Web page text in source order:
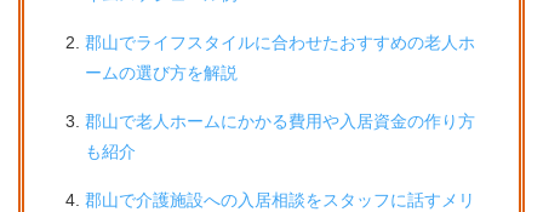
郡山でライフスタイルに合わせたおすすめの老人ホ
ームの選び方を解説
郡山で老人ホームにかかる費用や入居資金の作り方
も紹介
郡山で介護施設への入居相談をスタッフに話すメリ